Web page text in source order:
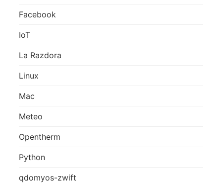
Facebook
IoT
La Razdora
Linux
Mac
Meteo
Opentherm
Python
qdomyos-zwift